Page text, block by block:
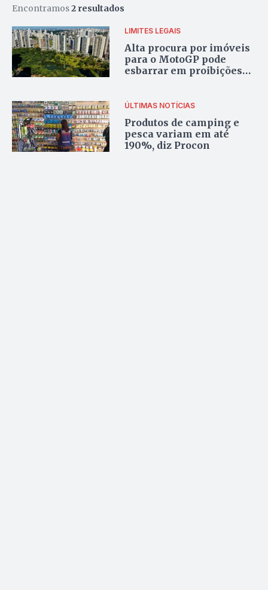
Encontramos2 resultados
LIMITES LEGAIS
Alta procura por imóveis
para o MotoGP pode
esbarrar em proibições
ÚLTIMAS NOTÍCIAS
Produtos de camping e
pesca variam em até
190%, diz Procon